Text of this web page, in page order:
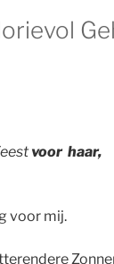
voor haar,
voor mij.